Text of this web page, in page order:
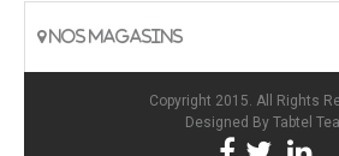
NOS MAGASINS
Copyright 2015. All Rights
Designed By Tabtel